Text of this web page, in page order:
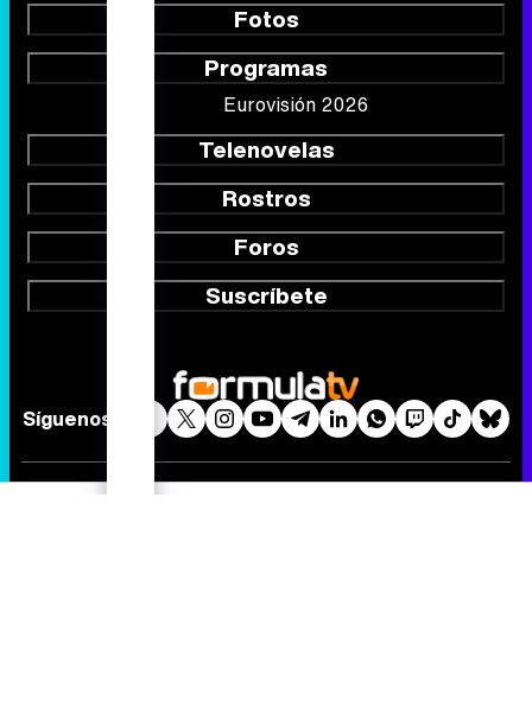
Fotos
Programas
Eurovisión 2026
Telenovelas
Rostros
Foros
Suscríbete
Síguenos
Quiénes somos